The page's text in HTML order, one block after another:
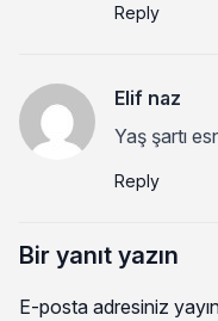
Reply
Elif naz
Yaş şartı
Reply
Bir yanıt yazın
E-posta adresiniz